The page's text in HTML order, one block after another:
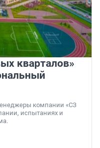
кварталов»
компании «СЗ
испытаниях и